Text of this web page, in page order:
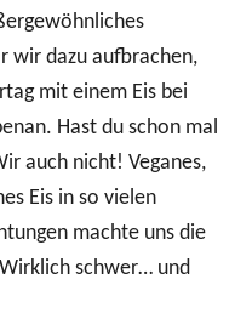
wir dazu aufbrachen,
mit einem Eis bei
Hast du schon mal
auch nicht! Veganes,
Eis in so vielen
machte uns die
schwer… und